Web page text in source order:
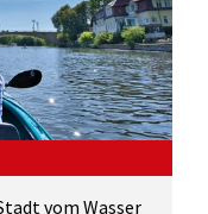
vom Wasser